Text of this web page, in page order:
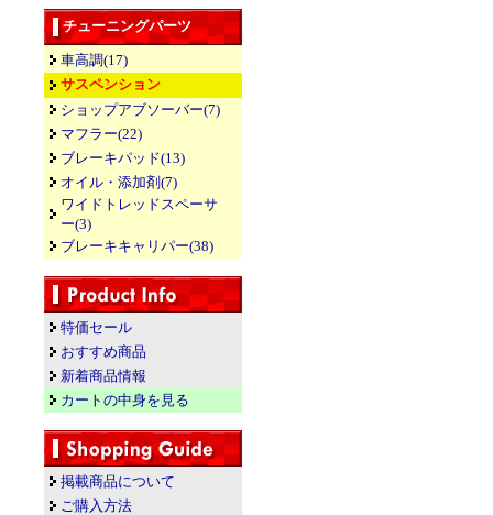
チューニングパーツ
車高調(17)
サスペンション
ショップアブソーバー(7)
マフラー(22)
ブレーキパッド(13)
オイル・添加剤(7)
ワイドトレッドスペーサ
ー(3)
ブレーキキャリパー(38)
特価セール
おすすめ商品
新着商品情報
カートの中身を見る
掲載商品について
ご購入方法